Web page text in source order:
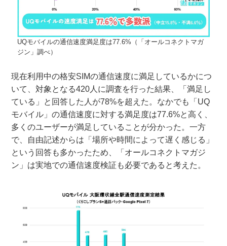
UQモバイルの通信速度満足度は77.6%（「オールコネクトマガ
ジン」調べ）
現在利用中の格安SIMの通信速度に満足しているかにつ
いて、対象となる420人に調査を行った結果、「満足し
ている」と回答した人が78%を超えた。なかでも「UQ
モバイル」の通信速度に対する満足度は77.6%と高く、
多くのユーザーが満足していることが分かった。一方
で、自由記述からは「場所や時間によって遅く感じる」
という回答も多かったため、「オールコネクトマガジ
ン」は実地での通信速度検証も必要であると考えた。